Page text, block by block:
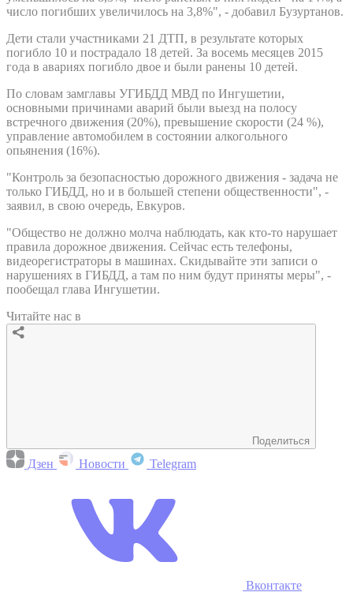
число погибших увеличилось на 3,8%", - добавил Бузуртанов.
Дети стали участниками 21 ДТП, в результате которых
погибло 10 и пострадало 18 детей. За восемь месяцев 2015
года в авариях погибло двое и были ранены 10 детей.
По словам замглавы УГИБДД МВД по Ингушетии,
основными причинами аварий были выезд на полосу
встречного движения (20%), превышение скорости (24 %),
управление автомобилем в состоянии алкогольного
опьянения (16%).
"Контроль за безопасностью дорожного движения - задача не
только ГИБДД, но и в большей степени общественности", -
заявил, в свою очередь, Евкуров.
"Общество не должно молча наблюдать, как кто-то нарушает
правила дорожное движения. Сейчас есть телефоны,
видеорегистраторы в машинах. Скидывайте эти записи о
нарушениях в ГИБДД, а там по ним будут приняты меры", -
пообещал глава Ингушетии.
Читайте нас в
Поделиться
Дзен Новости Telegram
Вконтакте